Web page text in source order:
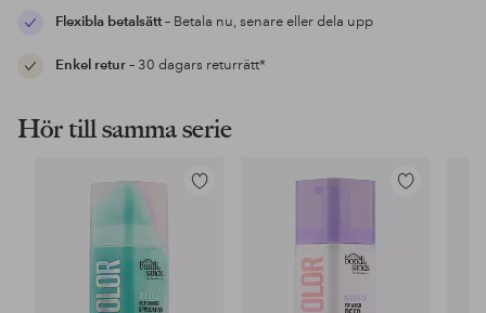
Flexibla betalsätt– Betala nu, senare eller dela upp
Enkel retur– 30 dagars returrätt*
Hör till samma serie
Lägg
Lägg